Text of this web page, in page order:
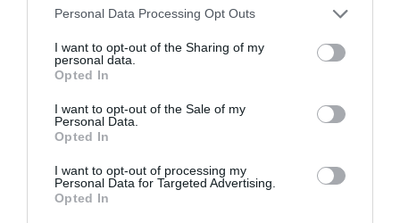
Personal Data Processing Opt Outs
I want to opt-out of the Sharing of my
personal data.
Opted In
I want to opt-out of the Sale of my
Personal Data.
Opted In
I want to opt-out of processing my
Personal Data for Targeted Advertising.
Opted In
Appel aux lecteurs !
développement !